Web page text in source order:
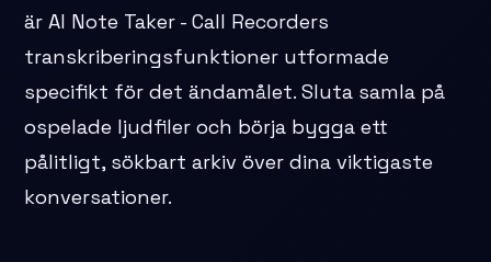
är AI Note Taker - Call Recorders
transkriberingsfunktioner utformade
specifikt för det ändamålet. Sluta samla på
ospelade ljudfiler och börja bygga ett
pålitligt, sökbart arkiv över dina viktigaste
konversationer.